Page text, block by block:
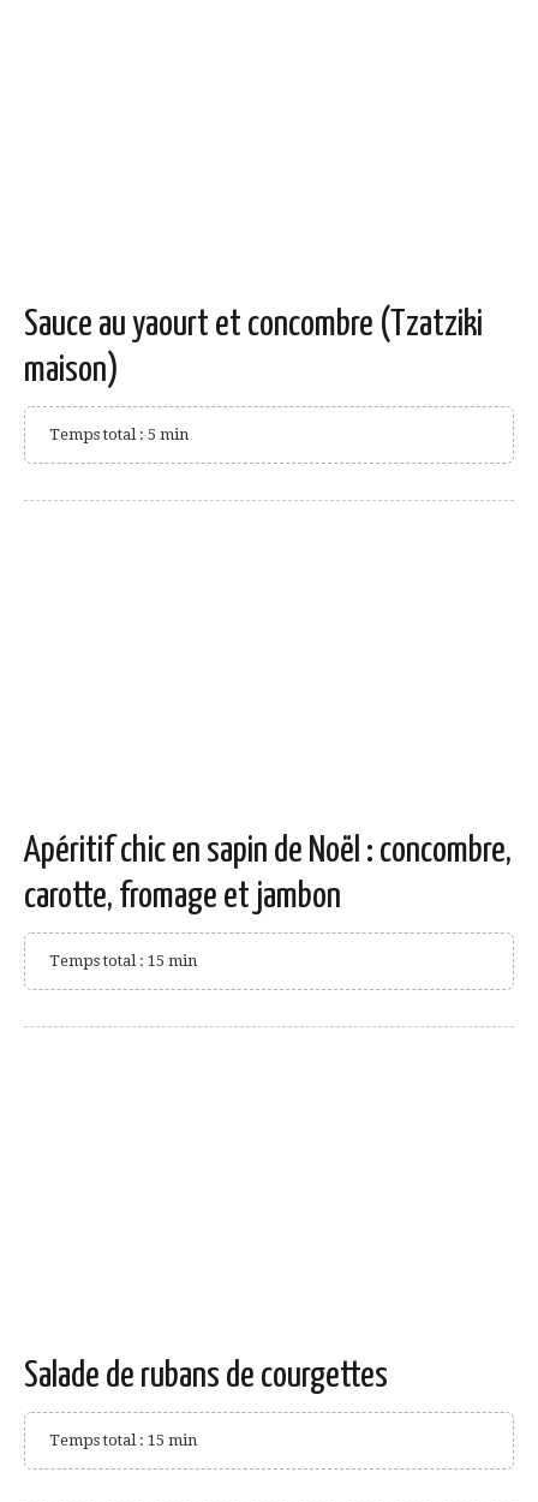
Sauce au yaourt et concombre (Tzatziki
maison)
Temps total : 5 min
Apéritif chic en sapin de Noël : concombre,
carotte, fromage et jambon
Temps total : 15 min
Salade de rubans de courgettes
Temps total : 15 min